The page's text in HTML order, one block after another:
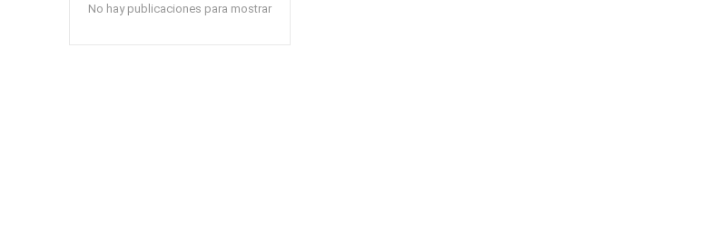
No hay publicaciones para mostrar